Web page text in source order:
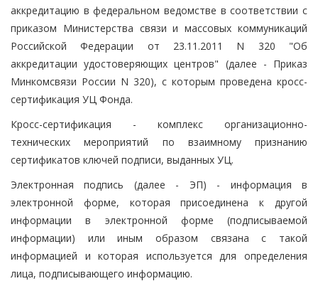
аккредитацию в федеральном ведомстве в соответствии с
приказом Министерства связи и массовых коммуникаций
Российской Федерации от 23.11.2011 N 320 "Об
аккредитации удостоверяющих центров" (далее - Приказ
Минкомсвязи России N 320), с которым проведена кросс-
сертификация УЦ Фонда.
Кросс-сертификация - комплекс организационно-
технических мероприятий по взаимному признанию
сертификатов ключей подписи, выданных УЦ.
Электронная подпись (далее - ЭП) - информация в
электронной форме, которая присоединена к другой
информации в электронной форме (подписываемой
информации) или иным образом связана с такой
информацией и которая используется для определения
лица, подписывающего информацию.